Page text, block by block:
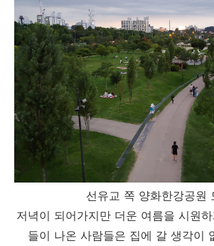
선유교 쪽 양화한강공원
저녁이 되어가지만 더운 여름을 시원
들이 나온 사람들은 집에 갈 생각이